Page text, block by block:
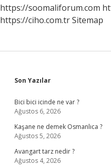
https://soomaliforum.com
https://ciho.com.trSitemap
Sidebar
Son Yazılar
Bici bici icinde ne var ?
Ağustos 6, 2026
Kaşane ne demek Osmanlıca ?
Ağustos 5, 2026
Avangart tarz nedir ?
Ağustos 4, 2026